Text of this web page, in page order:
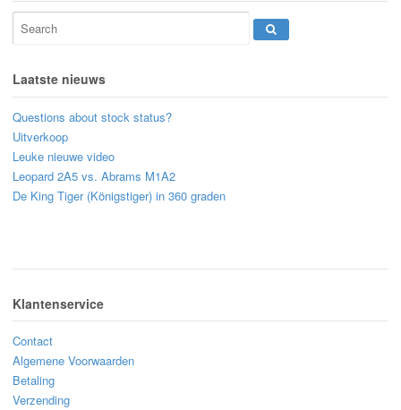
Laatste nieuws
Questions about stock status?
Uitverkoop
Leuke nieuwe video
Leopard 2A5 vs. Abrams M1A2
De King Tiger (Königstiger) in 360 graden
Klantenservice
Contact
Algemene Voorwaarden
Betaling
Verzending